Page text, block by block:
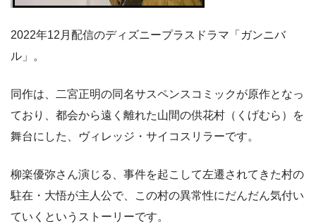
2022年12月配信のディズニープラスドラマ「ガンニバ
ル」。
同作は、二宮正明の同名サスペンスコミックが原作となっ
ており、都会から遠く離れた山間の供花村（くげむら）を
舞台にした、ヴィレッジ・サイコスリラーです。
柳楽優弥さん演じる、事件を起こして左遷されてきた村の
駐在・大悟が主人公で、この村の異常性にだんだん気付い
ていくというストーリーです。